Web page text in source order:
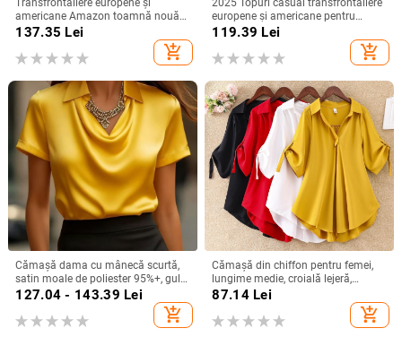
Transfrontaliere europene și
americane Amazon toamnă nouă
plus mărime femei moda
mânecă trei sferturi topuri femei
137.35 Lei
add_shopping_cart
2025 Topuri casual transfrontaliere
europene și americane pentru
femei, din bumbac și in, cu nasturi,
119.39 Lei
add_shopping_cart
Cămașă dama cu mânecă scurtă,
satin moale de poliester 95%+, guler
turn-down, pull-over, lungime
regular, stil elegant pentru deplasări
zilnice
127.04 - 143.39 Lei
add_shopping_cart
Cămașă din chiffon pentru femei,
lungime medie, croială lejeră,
mâneci scurte, model uni, conținut
87.14Lei
add_shopping_cart